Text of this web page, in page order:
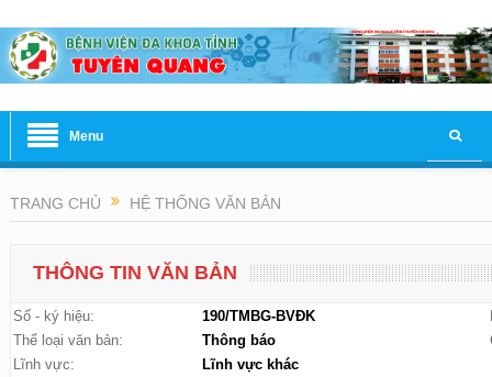
Menu
TRANG CHỦ HỆ THỐNG VĂN BẢN
THÔNG TIN VĂN BẢN
Số - ký hiệu: 190/TMBG-BVĐK
Thể loại văn bản:
Thông báo
Lĩnh vực:
Lĩnh vực khác